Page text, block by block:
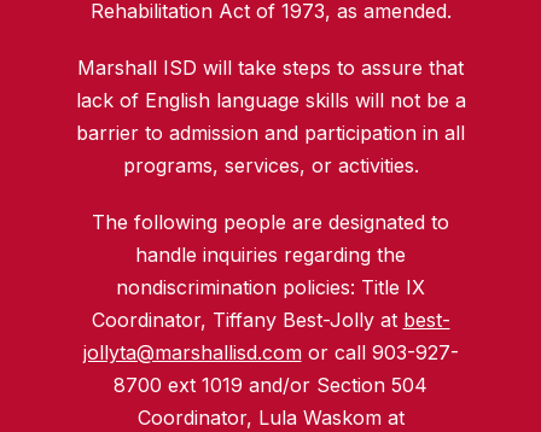
Rehabilitation Act of 1973, as amended.
Marshall ISD will take steps to assure that
lack of English language skills will not be a
barrier to admission and participation in all
programs, services, or activities.
The following people are designated to
handle inquiries regarding the
nondiscrimination policies: Title IX
Coordinator, Tiffany Best-Jolly at best-
jollyta@marshallisd.comor call 903-927-
8700 ext 1019 and/or Section 504
Coordinator, Lula Waskom at